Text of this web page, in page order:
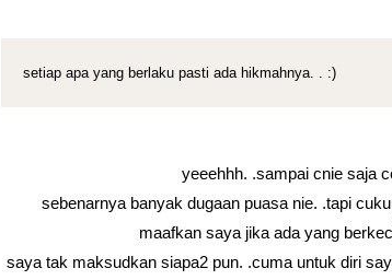
setiap apa yang berlaku pasti ada hikmahnya. . :)
yeeehhh. .sampai cnie saja
sebenarnya banyak dugaan puasa nie. .tapi
maafkan saya jika ada yang
saya tak maksudkan siapa2 pun. .cuma untuk diri